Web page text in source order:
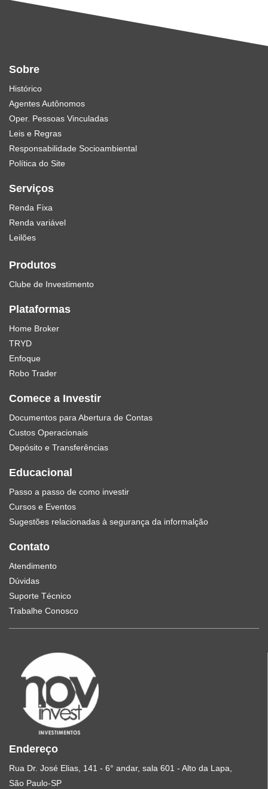
Sobre
Histórico
Agentes Autônomos
Oper. Pessoas Vinculadas
Leis e Regras
Responsabilidade Socioambiental
Política do Site
Serviços
Renda Fixa
Renda variável
Leilões
Produtos
Clube de Investimento
Plataformas
Home Broker
TRYD
Enfoque
Robo Trader
Comece a Investir
Documentos para Abertura de Contas
Custos Operacionais
Depósito e Transferências
Educacional
Passo a passo de como investir
Cursos e Eventos
Sugestões relacionadas à segurança da informalção
Contato
Atendimento
Dúvidas
Suporte Técnico
Trabalhe Conosco
Endereço
Rua Dr. José Elias, 141 - 6° andar, sala 601 - Alto da Lapa,
São Paulo-SP